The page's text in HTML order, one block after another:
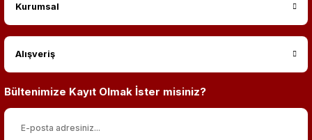
Kurumsal
Alışveriş
Bültenimize Kayıt Olmak İster misiniz?